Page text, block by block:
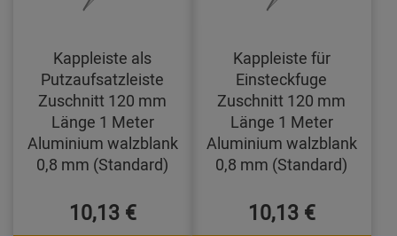
Kappleiste als
Putzaufsatzleiste
Zuschnitt 120 mm
Länge 1 Meter
Aluminium walzblank
0,8 mm (Standard)
10,13 €
Kappleiste für
Einsteckfuge
Zuschnitt 120 mm
Länge 1 Meter
Aluminium walzblank
0,8 mm (Standard)
10,13 €